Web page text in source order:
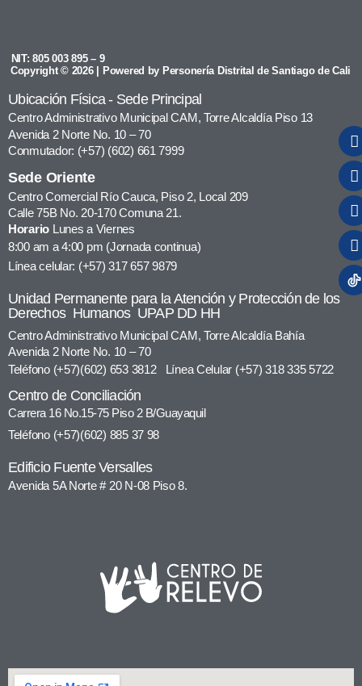
NIT: 805 003 895 – 9
Copyright © 2026 | Powered by Personería Distrital de Santiago de Cali
Ubicación Física - Sede Principal
Centro Administrativo Municipal CAM, Torre Alcaldía Piso 13
Avenida 2 Norte No. 10 – 70
Conmutador: (+57) (602) 661 7999
Sede Oriente
Centro Comercial Río Cauca, Piso 2, Local 209
Calle 75B No. 20-170 Comuna 21.
Horario Lunes a Viernes
8:00 am a 4:00 pm (Jornada continua)
Línea celular: (+57) 317 657 9879
Unidad Permanente para la Atención y Protección de los
Derechos Humanos UPAP DD HH
Centro Administrativo Municipal CAM, Torre Alcaldía Bahía
Avenida 2 Norte No. 10 – 70
Teléfono (+57)(602) 653 3812 Línea Celular (+57) 318 335 5722
Centro de Conciliación
Carrera 16 No.15-75 Piso 2 B/Guayaquil
Teléfono (+57)(602) 885 37 98
Edificio Fuente Versalles
Avenida 5A Norte # 20 N-08 Piso 8.